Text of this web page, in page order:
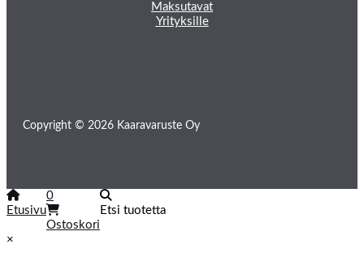
Maksutavat
Yrityksille
Copyright © 2026 Kaaravaruste Oy
Etusivu
0
Ostoskori
Etsi tuotetta
×